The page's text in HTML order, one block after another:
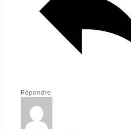
Répondre